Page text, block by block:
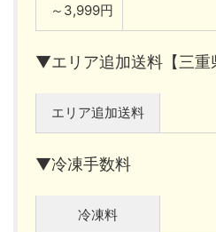
～3,999円
▼エリア追加送料【三重
エリア追加送料
▼冷凍手数料
冷凍料